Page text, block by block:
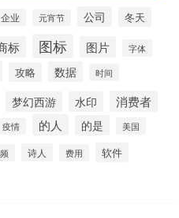
企业 元宵节 公司 冬天
标 图标 图片 字体
攻略 数据 时间
梦幻西游 水印 消费者
疫情 的人 的是 美国
诗人 费用 软件